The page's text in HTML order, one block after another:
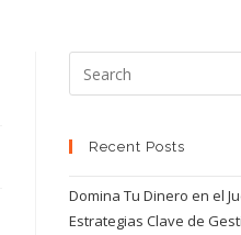
Recent Posts
Domina Tu Dinero en el
Estrategias Clave de